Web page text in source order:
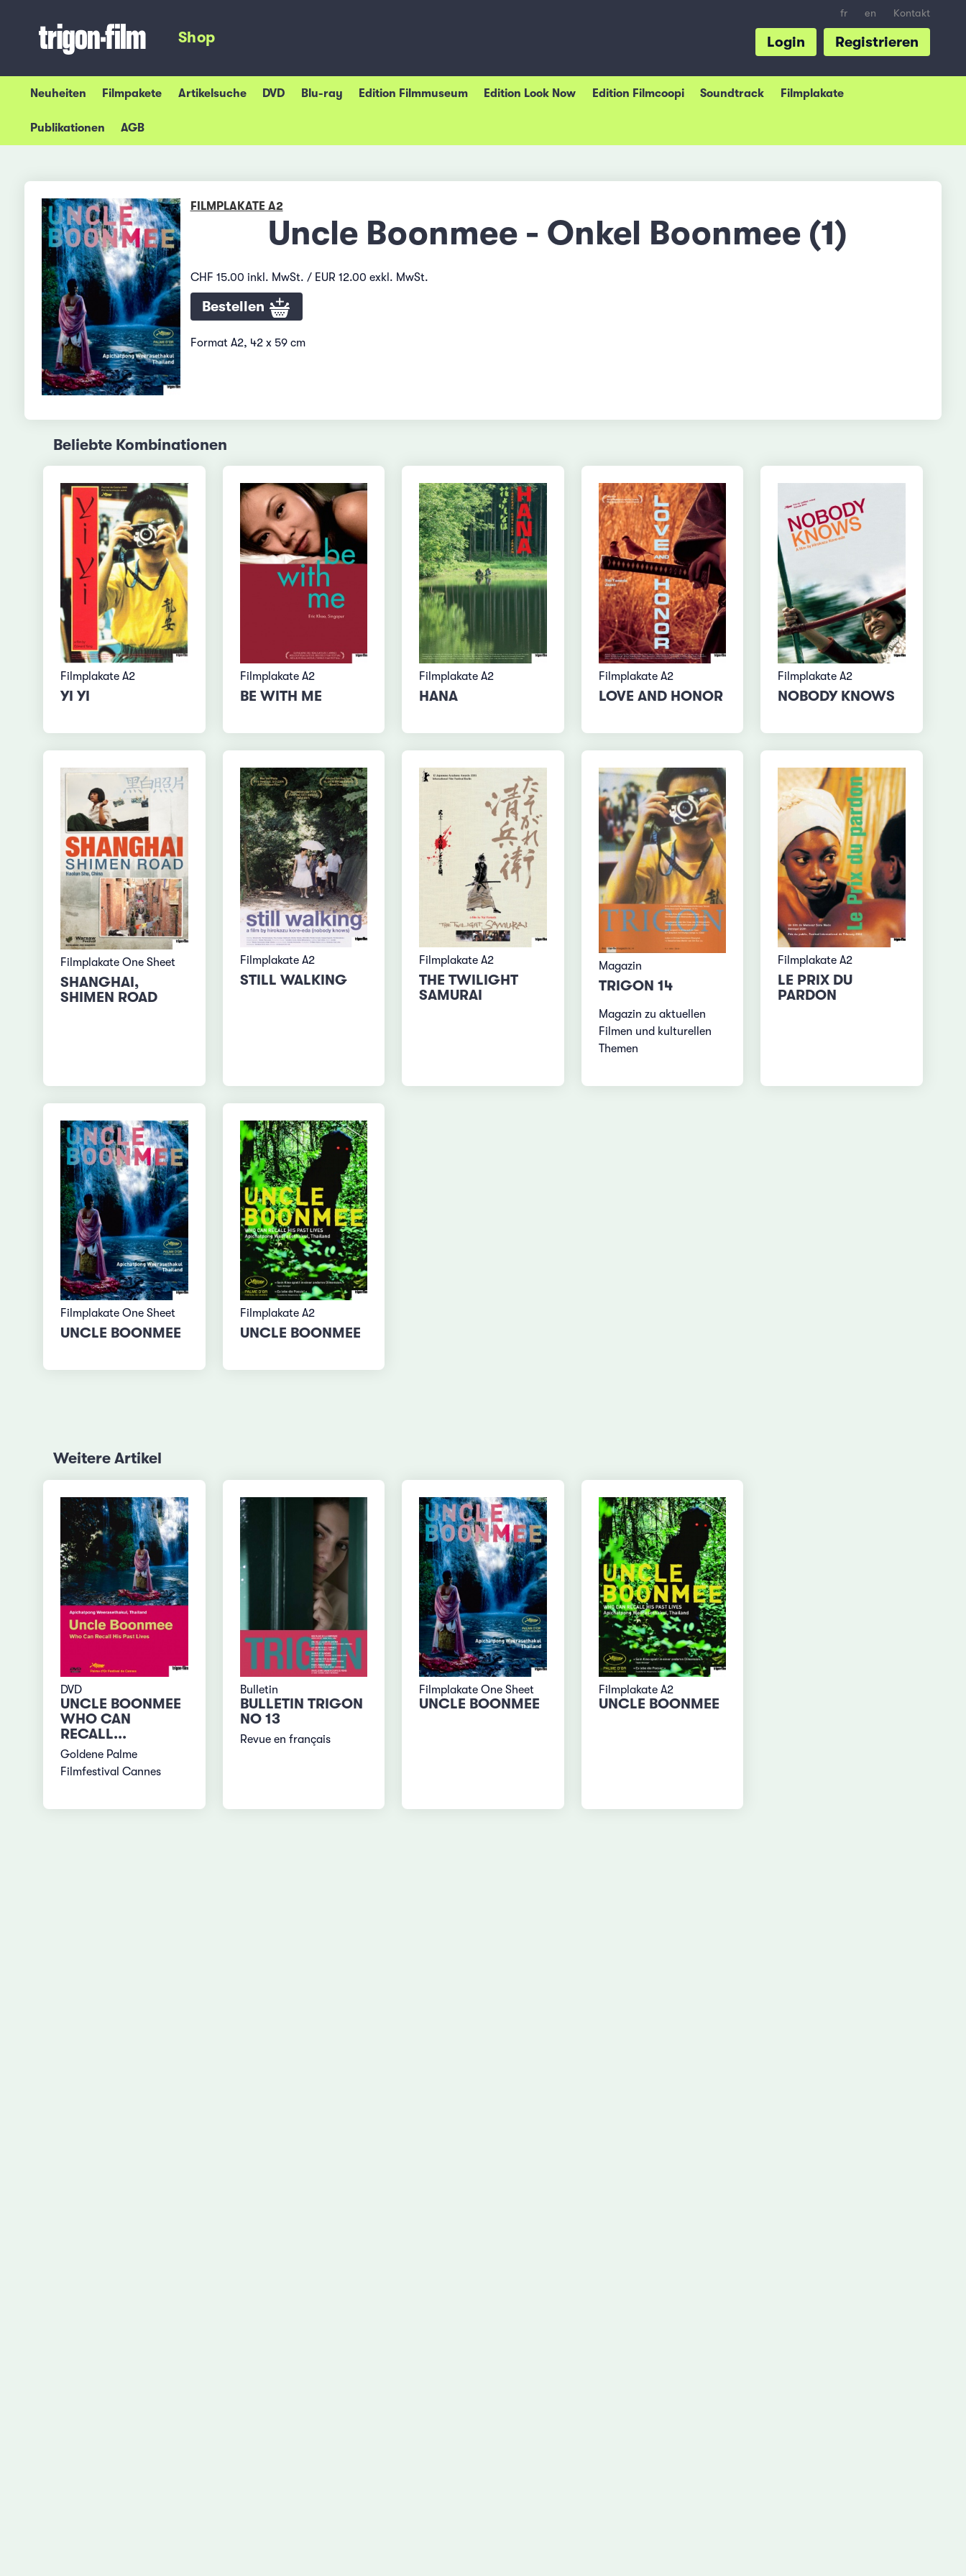
fr en Kontakt
Shop Registrieren
Login
Neuheiten Filmpakete Artikelsuche DVD Blu-ray Edition Filmmuseum Edition Look Now Edition Filmcoopi Soundtrack Filmplakate
Publikationen AGB
FILMPLAKATE A2
Uncle Boonmee - Onkel Boonmee (1)
CHF 15.00 inkl. MwSt. / EUR 12.00 exkl. MwSt.
Bestellen
Format A2, 42 x 59 cm
Beliebte Kombinationen
Filmplakate A2
YI YI
Filmplakate A2
BE WITH ME
Filmplakate A2
HANA
Filmplakate A2
LOVE AND HONOR
Filmplakate A2
NOBODY KNOWS
Filmplakate One Sheet
SHANGHAI,
SHIMEN ROAD
Filmplakate A2
STILL WALKING
Filmplakate A2
THE TWILIGHT
SAMURAI
Magazin
TRIGON 14
Magazin zu aktuellen
Filmen und kulturellen
Themen
Filmplakate A2
LE PRIX DU
PARDON
Filmplakate One Sheet
UNCLE BOONMEE
Filmplakate A2
UNCLE BOONMEE
Weitere Artikel
DVD
UNCLE BOONMEE
WHO CAN
RECALL...
Goldene Palme
Filmfestival Cannes
Bulletin
BULLETIN TRIGON
NO 13
Revue en français
Filmplakate One Sheet
UNCLE BOONMEE
Filmplakate A2
UNCLE BOONMEE